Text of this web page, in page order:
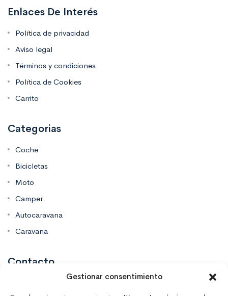
Gestionar consentimiento
Enlaces De Interés
Política de privacidad
Aviso legal
Términos y condiciones
Política de Cookies
Carrito
Categorias
Coche
Bicicletas
Moto
Camper
Autocaravana
Caravana
Contacto